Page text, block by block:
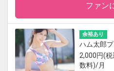
ファン
余裕あり
ハム太郎
2,000円(
数料)/月